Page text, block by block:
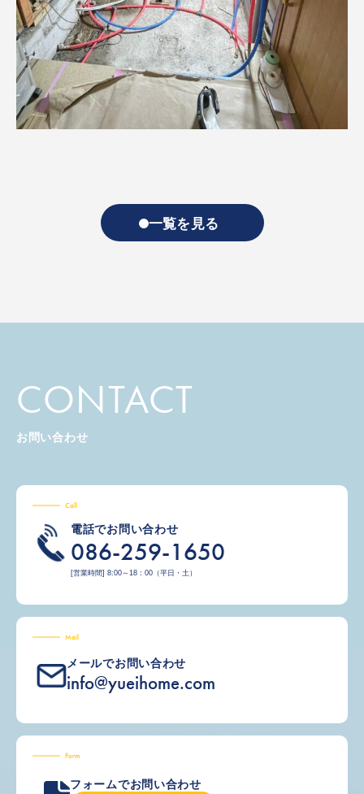
一覧を見る
CONTACT
お問い合わせ
Call
電話でお問い合わせ
086-259-1650
[営業時間] 8:00～18：00（平日・土）
Mail
メールでお問い合わせ
info@yueihome.com
Form
フォームでお問い合わせ